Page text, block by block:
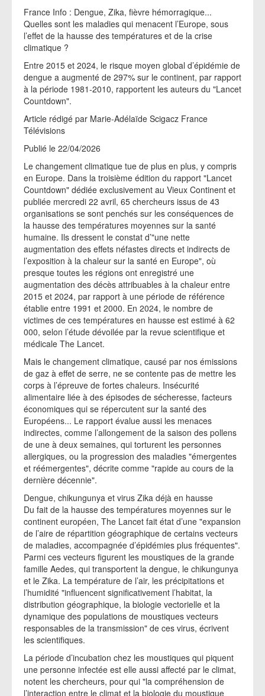
France Info : Dengue, Zika, fièvre hémorragique...
Quelles sont les maladies qui menacent l’Europe, sous
l’effet de la hausse des températures et de la crise
climatique ?
Entre 2015 et 2024, le risque moyen global d’épidémie de
dengue a augmenté de 297% sur le continent, par rapport
à la période 1981-2010, rapportent les auteurs du "Lancet
Countdown".
Article rédigé par Marie-Adélaïde Scigacz France
Télévisions
Publié le 22/04/2026
Le changement climatique tue de plus en plus, y compris
en Europe. Dans la troisième édition du rapport "Lancet
Countdown" dédiée exclusivement au Vieux Continent et
publiée mercredi 22 avril, 65 chercheurs issus de 43
organisations se sont penchés sur les conséquences de
la hausse des températures moyennes sur la santé
humaine. Ils dressent le constat d’"une nette
augmentation des effets néfastes directs et indirects de
l’exposition à la chaleur sur la santé en Europe", où
presque toutes les régions ont enregistré une
augmentation des décès attribuables à la chaleur entre
2015 et 2024, par rapport à une période de référence
établie entre 1991 et 2000. En 2024, le nombre de
victimes de ces températures en hausse est estimé à 62
000, selon l’étude dévoilée par la revue scientifique et
médicale The Lancet.
Mais le changement climatique, causé par nos émissions
de gaz à effet de serre, ne se contente pas de mettre les
corps à l’épreuve de fortes chaleurs. Insécurité
alimentaire liée à des épisodes de sécheresse, facteurs
économiques qui se répercutent sur la santé des
Européens... Le rapport évalue aussi les menaces
indirectes, comme l’allongement de la saison des pollens
de une à deux semaines, qui torturent les personnes
allergiques, ou la progression des maladies "émergentes
et réémergentes", décrite comme "rapide au cours de la
dernière décennie".
Dengue, chikungunya et virus Zika déjà en hausse
Du fait de la hausse des températures moyennes sur le
continent européen, The Lancet fait état d’une "expansion
de l’aire de répartition géographique de certains vecteurs
de maladies, accompagnée d’épidémies plus fréquentes".
Parmi ces vecteurs figurent les moustiques de la grande
famille Aedes, qui transportent la dengue, le chikungunya
et le Zika. La température de l’air, les précipitations et
l’humidité "influencent significativement l’habitat, la
distribution géographique, la biologie vectorielle et la
dynamique des populations de moustiques vecteurs
responsables de la transmission" de ces virus, écrivent
les scientifiques.
La période d’incubation chez les moustiques qui piquent
une personne infectée est elle aussi affecté par le climat,
notent les chercheurs, pour qui "la compréhension de
l’interaction entre le climat et la biologie du moustique